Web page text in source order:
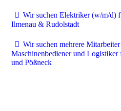
Wir suchen Elektriker (w/m/d)
Ilmenau & Rudolstadt
Wir suchen mehrere
Maschinenbediener und Logistiker
und Pößneck